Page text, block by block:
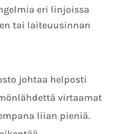
eri linjoissa
tai laiteuusinnan
johtaa helposti
virtaamat
liian pieniä.